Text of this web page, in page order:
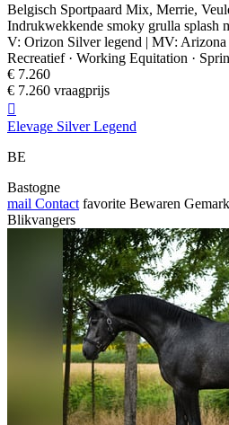
Belgisch Sportpaard Mix, Merrie,
Indrukwekkende smoky grulla splash
V: Orizon Silver legend | MV:
Recreatief · Working Equitation ·
€ 7.260
€ 7.260 vraagprijs

Elevage Silver Legend
BE
Bastogne
mail Contact favorite Bewaren
Blikvangers